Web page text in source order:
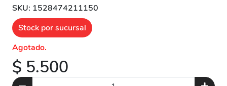
SKU: 1528474211150
Stock por sucursal
Agotado.
$ 5.500